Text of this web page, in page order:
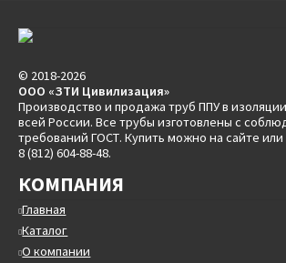
© 2018-2026
ООО «ЗТИ Цивилизация»
Производство и продажа труб ППУ в
всей России. Все трубы изготовлены с
требований ГОСТ. Купить можно на сайте
8 (812) 604-88-48.
КОМПАНИЯ
Главная
Каталог
О компании